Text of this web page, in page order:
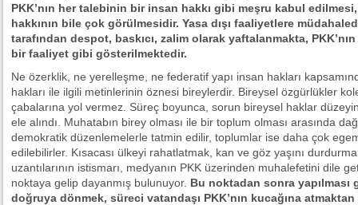
PKK’nın her talebinin bir insan hakkı gibi meşru kabul
hakkının bile çok görülmesidir. Yasa dışı faaliyetlere
tarafından despot, baskıcı, zalim olarak yaftalanmakta,
bir faaliyet gibi gösterilmektedir.
Ne özerklik, ne yerelleşme, ne federatif yapı insan hakları
hakları ile ilgili metinlerinin öznesi bireylerdir. Bireysel özgürlükler
çabalarına yol vermez. Süreç boyunca, sorun bireysel haklar
ele alındı. Muhatabın birey olması ile bir toplum olması arasında
demokratik düzenlemelerle tatmin edilir, toplumlar ise daha çok
edilebilirler. Kısacası ülkeyi rahatlatmak, kan ve göz yaşını
uzantılarının istismarı, medyanın PKK üzerinden muhalefetini dile
noktaya gelip dayanmış bulunuyor. Bu noktadan sonra yapılması
doğruya dönmek, süreci vatandaşı PKK’nın kucağına